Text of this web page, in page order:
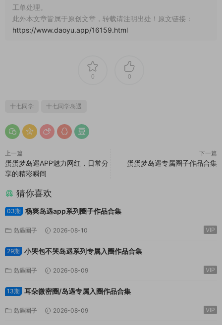
工单处理。
此外本文章皆属于原创文章，转载请注明出处！原文链接：
https://www.daoyu.app/16159.html
0 0
十七同学 十七同学岛遇
上一篇
蛋蛋梦岛遇APP魅力网红，日常分
享的精彩瞬间
下一篇
蛋蛋梦岛遇专属圈子作品合集
猜你喜欢
03期 杨爽岛遇app系列圈子作品合集
岛遇圈子 2026-08-10 VIP
29期 小哭包不哭岛遇系列专属入圈作品合集
岛遇圈子 2026-08-09 VIP
13期 耳朵微密圈/岛遇专属入圈作品合集
岛遇圈子 2026-08-09 VIP